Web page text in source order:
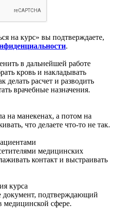
на курс» вы подтверждаете,
.
в дальнейшей работе
кровь и накладывать
делать расчет и разводить
врачебные назначения.
на манекенах, а потом на
что делаете что-то не так.
медицинских
контакт и выстраивать
курса
документ, подтверждающий
медицинской сфере.